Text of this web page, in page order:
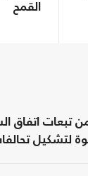
القمح
تبعات اتفاق
لتشكيل